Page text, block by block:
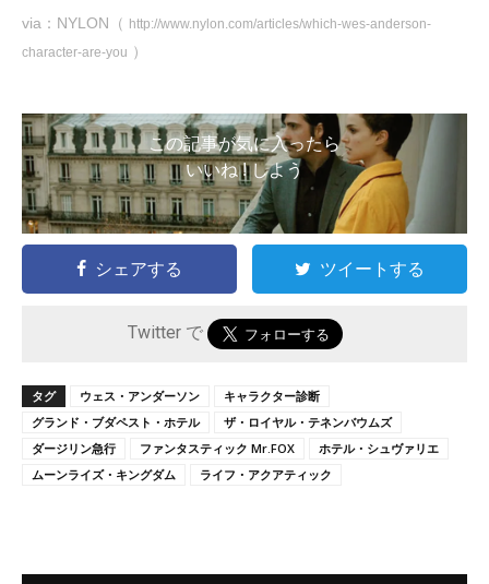
via：NYLON（ http://www.nylon.com/articles/which-wes-anderson-
character-are-you ）
この記事が気に入ったら
いいね ! しよう
シェアする ツイートする
Twitter で
タグ ウェス・アンダーソン
キャラクター診断
グランド・ブダペスト・ホテル
ザ・ロイヤル・テネンバウムズ
ダージリン急行
ファンタスティック Mr.FOX
ホテル・シュヴァリエ
ムーンライズ・キングダム
ライフ・アクアティック